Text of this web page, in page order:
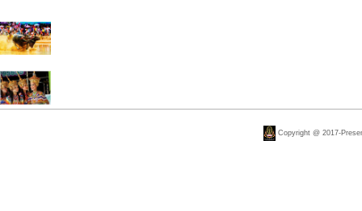
Copyright @ 2017-